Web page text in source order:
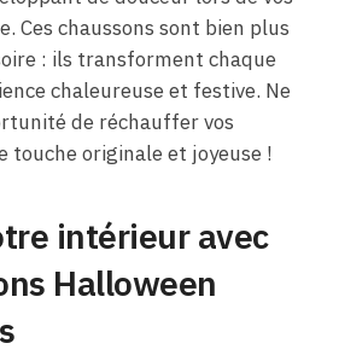
Ces chaussons sont bien plus
: ils transforment chaque
chaleureuse et festive. Ne
de réchauffer vos
touche originale et joyeuse !
intérieur avec
Halloween